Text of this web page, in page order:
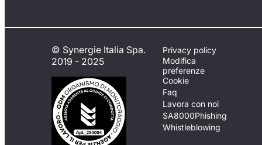
© Synergie Italia Spa.
2019 - 2025
Privacy policy
Modifica
preferenze
Cookie
Faq
Lavora con noi
SA8000Phishing
Whistleblowing